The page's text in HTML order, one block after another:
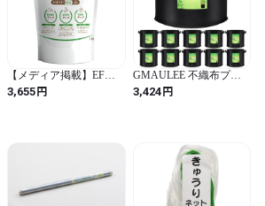
18.00X12.00X0.20CM)
【メディア掲載】EFポ
リマー 土に混ぜるだけ
でラクに水分キープ 畑
3,655円
GMAULEE 不織布プラ
ンター 栽培袋 布鉢 3ガ
ロン10個セット フェル
3,424円